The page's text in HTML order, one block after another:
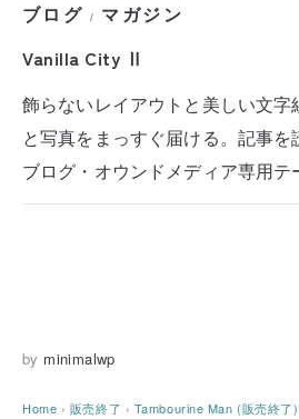
ブログ / マガジン
Vanilla City Ⅱ
飾らないレイアウトと美しい文
と写真をまっすぐ届ける。記事
ブログ・オウンドメディア専用テ
by minimalwp
Home › 販売終了 › Tambourine Man (販売終了)